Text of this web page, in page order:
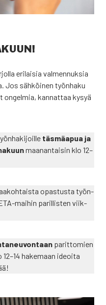
eri­lai­sia val­men­nuk­sia
Jos säh­köi­nen työn­ha­ku
kan­nat­taa kysyä
täs­mä­apua ja
maa­nan­tai­sin klo 12–
opas­tus­ta työn­
mai­hin paril­lis­ten viik­
parit­to­mien
hake­maan ideoi­ta